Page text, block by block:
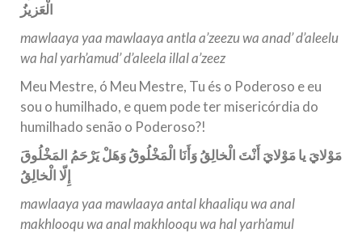
الْعَزيزُ
mawlaaya yaa mawlaaya antla a’zeezu wa anad’ d’aleelu
wa hal yarh’amud’ d’aleela illal a’zeez
Meu Mestre, ó Meu Mestre, Tu és o Poderoso e eu
sou o humilhado, e quem pode ter misericórdia do
humilhado senão o Poderoso?!
مَوْلايَ يا مَوْلايَ أَنْتَ الْخالِقُ وَأَنَا المخْلُوقُ وَهَلْ يَرْحَمُ المخْلُوقَ
إِلّا الْخالِقُ
mawlaaya yaa mawlaaya antal khaaliqu wa anal
makhlooqu wa anal makhlooqu wa hal yarh’amul